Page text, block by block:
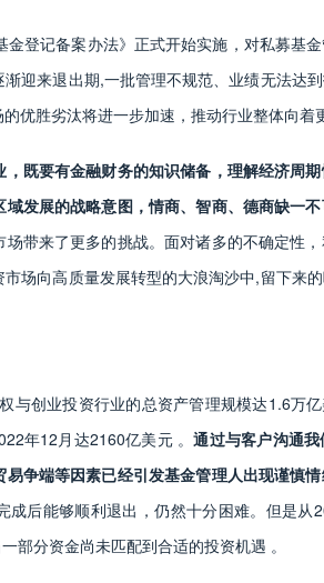
登记备案办法》正式开始实施，对私募基
迎来退出期,一批管理不规范、业绩无法达
优胜劣汰将进一步加速，推动行业整体向着
既要有金融财务的知识储备，理解经济周
发展的战略意图，情商、智商、德商缺一
带来了更多的挑战。面对诸多的不确定性
场向高质量发展转型的大浪淘沙中,留下来
与创业投资行业的总资产管理规模达1.6万
年12月达2160亿美元 。通过与客户沟通
争端等因素已经引发基金管理人出现谨慎情
成后能够顺利退出，仍然十分困难。但是
部分资金尚未匹配到合适的投资机遇 。